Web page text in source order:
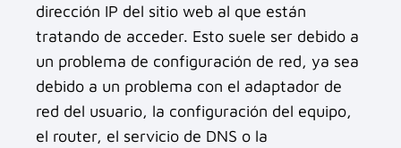
dirección IP del sitio web al que están
tratando de acceder. Esto suele ser debido a
un problema de configuración de red, ya sea
debido a un problema con el adaptador de
red del usuario, la configuración del equipo,
el router, el servicio de DNS o la